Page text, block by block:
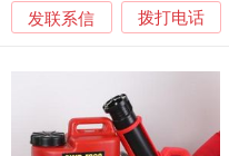
发联系信 拨打电话